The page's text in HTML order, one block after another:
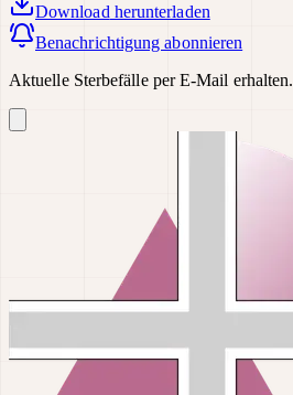
Download herunterladen
Benachrichtigung abonnieren
Aktuelle Sterbefälle per E-Mail erhalten.